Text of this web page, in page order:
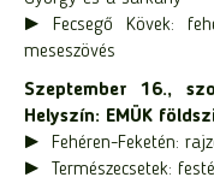
► Fecsegő Kövek:
meseszövés
Szeptember 16.,
Helyszín: EMÜK
► Fehéren-Feketén:
► Természecsetek: